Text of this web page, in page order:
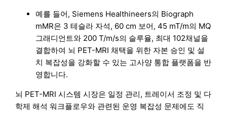
예를 들어, Siemens Healthineers의 Biograph
mMR은 3 테슬라 자석, 60 cm 보어, 45 mT/m의 MQ
그래디언트와 200 T/m/s의 슬루율, 최대 102채널을
결합하여 뇌 PET-MRI 채택을 위한 자본 승인 및 설
치 복잡성을 강화할 수 있는 고사양 통합 플랫폼을 반
영합니다.
뇌 PET-MRI 시스템 시장은 일정 관리, 트레이서 조정 및 다
학제 해석 워크플로우와 관련된 운영 복잡성 문제에도 직